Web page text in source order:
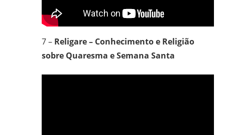
7 – Religare – Conhecimento e Religião
sobre Quaresma e Semana Santa